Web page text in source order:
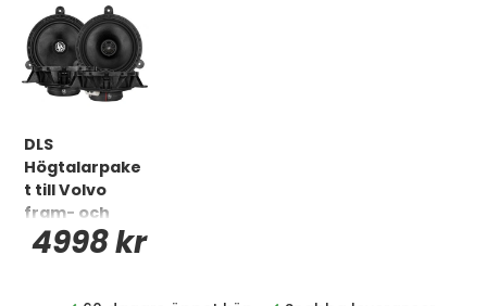
DLS
Högtalarpake
t till Volvo
fram- och
bakdörrar,
2004-2017
4998 kr